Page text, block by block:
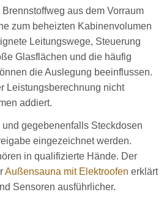
aus dem Vorraum
zum beheizten Kabinenvolumen
Leitungswege, Steuerung
Glasflächen und die häufig
die Auslegung beeinflussen.
Leistungsberechnung nicht
addiert.
gegebenenfalls Steckdosen
eingezeichnet werden.
in qualifizierte Hände. Der
Außensauna mit Elektroofen erklärt
Sensoren ausführlicher.